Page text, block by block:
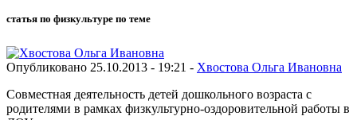
статья по физкультуре по теме
Опубликовано 25.10.2013 - 19:21 - Хвостова Ольга Ивановна
Совместная деятельность детей дошкольного возраста с
родителями в рамках физкультурно-оздоровительной работы в